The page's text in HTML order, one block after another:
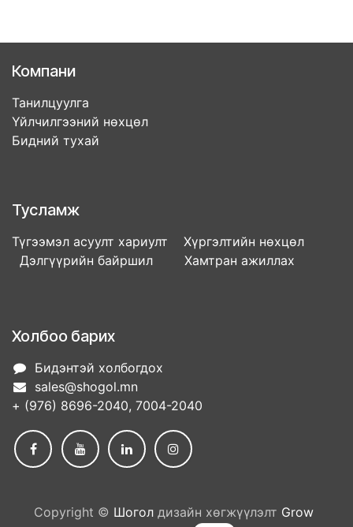
Компани
Танилцуулга
Үйлчилгээний нөхцөл
Бидний тухай
Тусламж
Түгээмэл асуулт хариулт Хүргэлтийн нөхцөл
Дэлгүүрийн байршил Хамтран ажиллах
Холбоо барих
Бидэнтэй холбогдох
sales@shogol.mn
+ (976) 8696-2040, 7004-2040
Copyright © Шоголдизайн хөгжүүлэлт Grow